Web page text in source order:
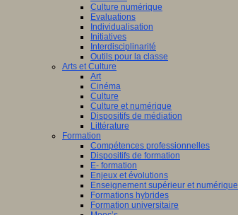
Culture numérique
Evaluations
Individualisation
Initiatives
Interdisciplinarité
Outils pour la classe
Arts et Culture
Art
Cinéma
Culture
Culture et numérique
Dispositifs de médiation
Littérature
Formation
Compétences professionnelles
Dispositifs de formation
E- formation
Enjeux et évolutions
Enseignement supérieur et numérique
Formations hybrides
Formation universitaire